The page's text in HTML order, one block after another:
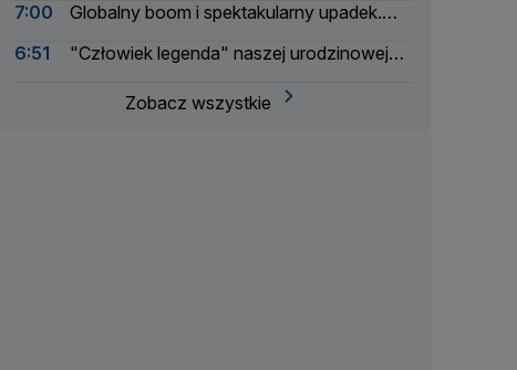
7:00
Globalny boom i spektakularny upadek.
6:51
"Człowiek legenda" naszej urodzinowej
Zobacz wszystkie